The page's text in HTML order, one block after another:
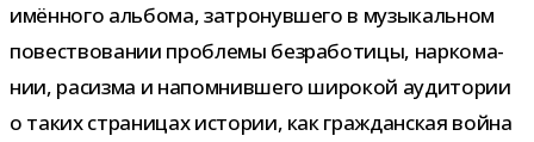
имён­ного аль­бома, затро­нув­шего в музы­каль­ном
повест­во­ва­нии про­блемы без­ра­бо­тицы, нар­ко­ма­
нии, расизма и напом­нив­шего широ­кой ауди­то­рии
о таких стра­ни­цах исто­рии, как граж­дан­ская война